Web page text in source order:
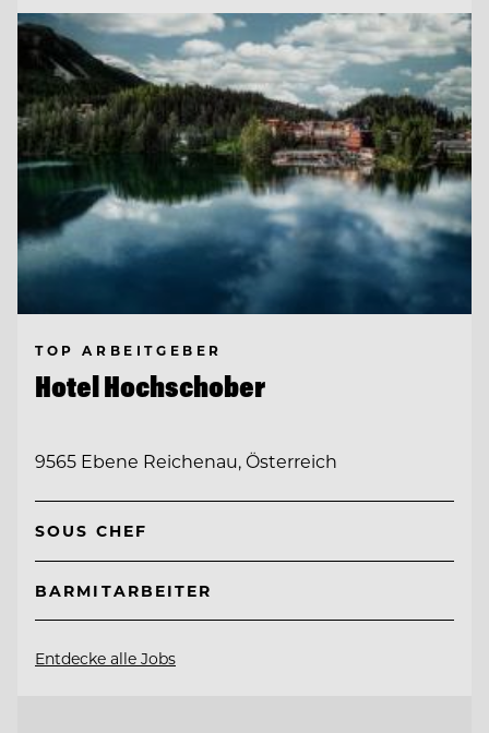
TOP ARBEITGEBER
Hotel Hochschober
9565 Ebene Reichenau, Österreich
SOUS CHEF
BARMITARBEITER
Entdecke alle Jobs